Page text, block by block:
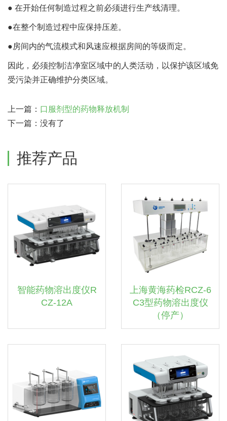
● 在开始任何制造过程之前必须进行生产线清理。
●在整个制造过程中应保持压差。
●房间内的气流模式和风速应根据房间的等级而定。
因此，必须控制洁净室区域中的人类活动，以保护该区域免
受污染并正确维护分类区域。
上一篇： 口服剂型的药物释放机制
下一篇：没有了
推荐产品
智能药物溶出度仪R
CZ-12A
上海黄海药检RCZ-6
C3型药物溶出度仪
（停产）